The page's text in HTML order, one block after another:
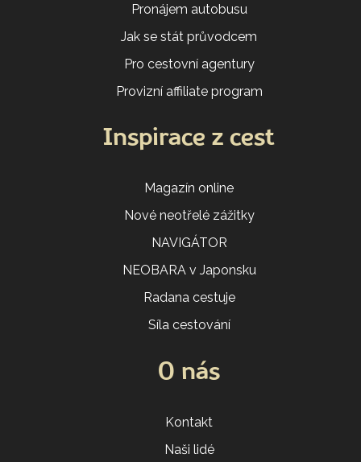
Pronájem autobusu
Jak se stát průvodcem
Pro cestovní agentury
Provizní affiliate program
Inspirace z cest
Magazín online
Nové neotřelé zážitky
NAVIGÁTOR
NEOBARA v Japonsku
Radana cestuje
Síla cestování
O nás
Kontakt
Naši lidé